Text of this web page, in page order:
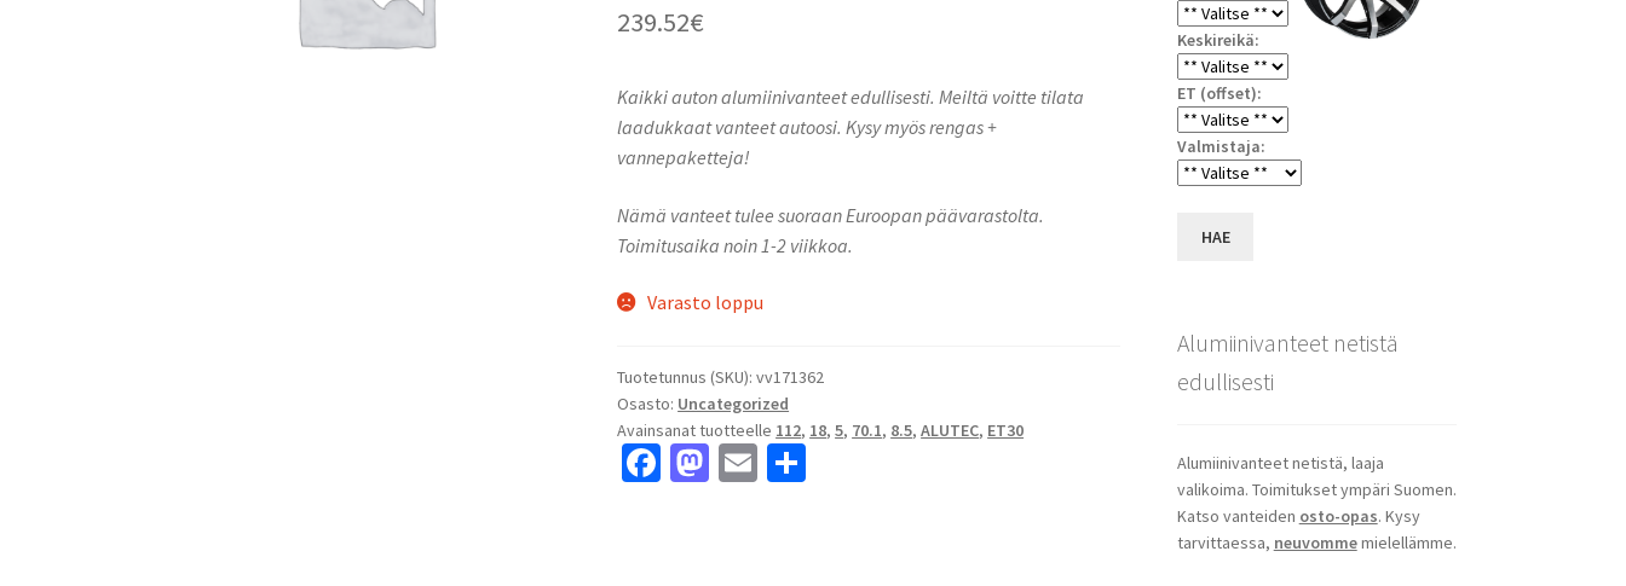
239.52€
Kaikki auton alumiinivanteet edullisesti. Meiltä voitte tilata
laadukkaat vanteet autoosi. Kysy myös rengas +
vannepaketteja!
Nämä vanteet tulee suoraan Euroopan päävarastolta.
Toimitusaika noin 1-2 viikkoa.
Varasto loppu
Tuotetunnus (SKU):vv171362
Osasto: Uncategorized
Avainsanat tuotteelle 112, 18,5, 70.1, 8.5,ALUTEC, ET30
Fa M E
Keskireikä:
ET (offset):
Valmistaja:
HAE
Alumiinivanteet netistä
edullisesti
Alumiinivanteet netistä, laaja
valikoima. Toimitukset ympäri Suomen.
Katso vanteiden osto-opas. Kysy
tarvittaessa, neuvommemielellämme.